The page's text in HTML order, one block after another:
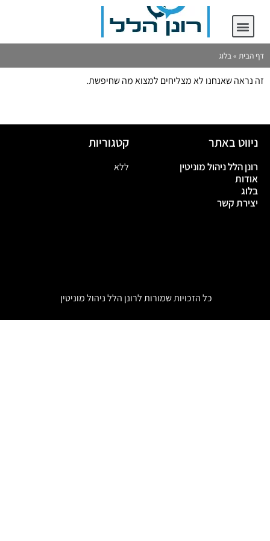
דף הבית »בלוג
זה נראה שאנחנו לא מצליחים למצוא מה שחיפשת.
ניווט באתר
רונן הלל ניהול מוניטין
אודות
בלוג
יצירת קשר
קטגוריות
ללא
כל הזכויות שמורות לרונן הללניהול מוניטין